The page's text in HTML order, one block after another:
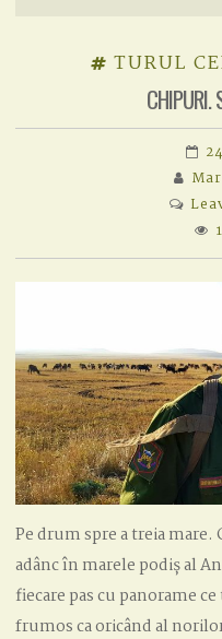
TURUL
CHIPURI.
Pe drum spre a treia
adânc în marele podiș al
fiecare pas cu panorame
frumos ca oricând al